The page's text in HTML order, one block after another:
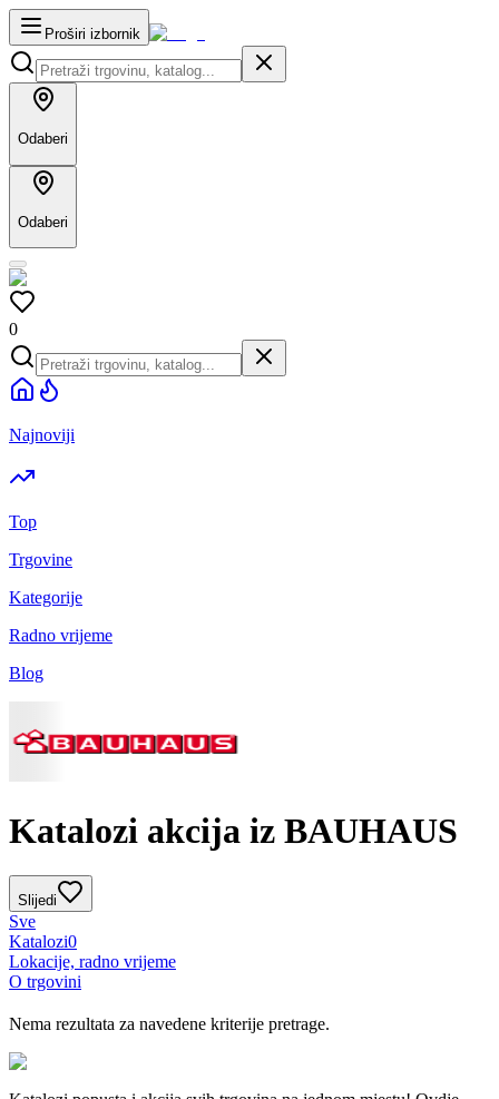
Proširi izbornik
Odaberi
Odaberi
0
Najnoviji
Top
Trgovine
Kategorije
Radno vrijeme
Blog
Katalozi akcija iz BAUHAUS
Slijedi
Sve
Katalozi0
Lokacije, radno vrijeme
O trgovini
Nema rezultata za navedene kriterije pretrage.